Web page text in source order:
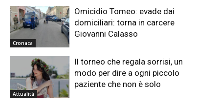
Cronaca
Omicidio Tomeo: evade dai
domiciliari: torna in carcere
Giovanni Calasso
Attualità
Il torneo che regala sorrisi, un
modo per dire a ogni piccolo
paziente che non è solo